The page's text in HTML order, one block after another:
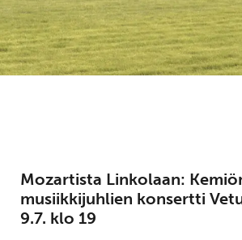
Mozartista Linkolaan:
musiikkijuhlien konsertti
9.7. klo 19